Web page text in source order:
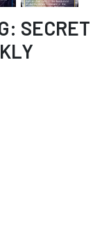
SECRET